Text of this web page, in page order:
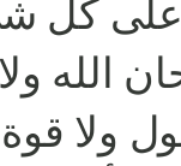
على كل
الله ولا
ولا قوة